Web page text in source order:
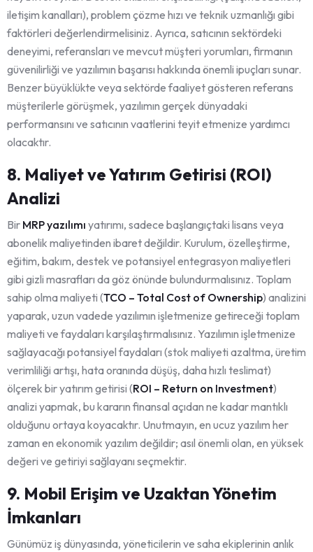
iletişim kanalları), problem çözme hızı ve teknik uzmanlığı gibi
faktörleri değerlendirmelisiniz. Ayrıca, satıcının sektördeki
deneyimi, referansları ve mevcut müşteri yorumları, firmanın
güvenilirliği ve yazılımın başarısı hakkında önemli ipuçları sunar.
Benzer büyüklükte veya sektörde faaliyet gösteren referans
müşterilerle görüşmek, yazılımın gerçek dünyadaki
performansını ve satıcının vaatlerini teyit etmenize yardımcı
olacaktır.
8. Maliyet ve Yatırım Getirisi (ROI)
Analizi
Bir MRP yazılımı yatırımı, sadece başlangıçtaki lisans veya
abonelik maliyetinden ibaret değildir. Kurulum, özelleştirme,
eğitim, bakım, destek ve potansiyel entegrasyon maliyetleri
gibi gizli masrafları da göz önünde bulundurmalısınız. Toplam
sahip olma maliyeti (TCO – Total Cost of Ownership) analizini
yaparak, uzun vadede yazılımın işletmenize getireceği toplam
maliyeti ve faydaları karşılaştırmalısınız. Yazılımın işletmenize
sağlayacağı potansiyel faydaları (stok maliyeti azaltma, üretim
verimliliği artışı, hata oranında düşüş, daha hızlı teslimat)
ölçerek bir yatırım getirisi (ROI – Return on Investment)
analizi yapmak, bu kararın finansal açıdan ne kadar mantıklı
olduğunu ortaya koyacaktır. Unutmayın, en ucuz yazılım her
zaman en ekonomik yazılım değildir; asıl önemli olan, en yüksek
değeri ve getiriyi sağlayanı seçmektir.
9. Mobil Erişim ve Uzaktan Yönetim
İmkanları
Günümüz iş dünyasında, yöneticilerin ve saha ekiplerinin anlık